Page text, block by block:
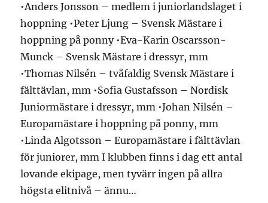
•Anders Jonsson – medlem i juniorlandslaget i
hoppning •Peter Ljung – Svensk Mästare i
hoppning på ponny •Eva-Karin Oscarsson-
Munck – Svensk Mästare i dressyr, mm
•Thomas Nilsén – tvåfaldig Svensk Mästare i
fälttävlan, mm •Sofia Gustafsson – Nordisk
Juniormästare i dressyr, mm •Johan Nilsén –
Europamästare i hoppning på ponny, mm
•Linda Algotsson – Europamästare i fälttävlan
för juniorer, mm I klubben finns i dag ett antal
lovande ekipage, men tyvärr ingen på allra
högsta elitnivå – ännu…